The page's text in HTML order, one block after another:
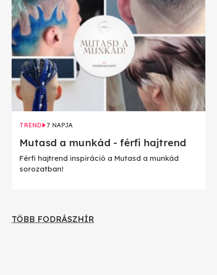
TREND 7 NAPJA
Mutasd a munkád - férfi hajtrend
Férfi hajtrend inspiráció a Mutasd a munkád
sorozatban!
TÖBB FODRÁSZHÍR